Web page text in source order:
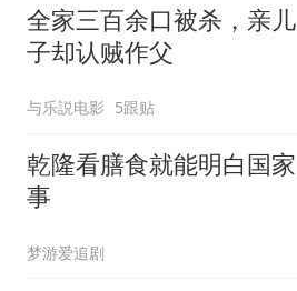
全家三百余口被杀，亲儿
子却认贼作父
与乐説电影 5跟贴
乾隆看膳食就能明白国家
事
梦游爱追剧